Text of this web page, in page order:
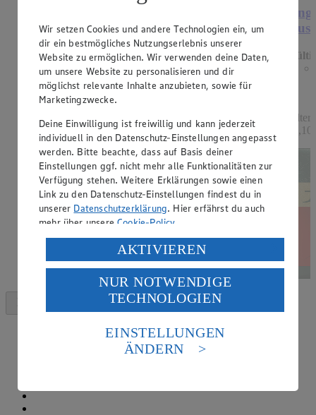
Mehlschwitze
Gültig ab 13.08.2026
1.19 -33%
Rabattierter Preis von 1.19€ (Insgesamt -33%
Rabatt)
hell oder dunkel, 250g Packung, (1kg = 4,76)
11,10)
Wir setzen Cookies und andere Technologien ein, um
dir ein bestmögliches Nutzungserlebnis unserer
Website zu ermöglichen. Wir verwenden deine Daten,
um unsere Website zu personalisieren und dir
möglichst relevante Inhalte anzubieten, sowie für
Marketingzwecke.
Deine Einwilligung ist freiwillig und kann jederzeit
individuell in den Datenschutz-Einstellungen angepasst
werden. Bitte beachte, dass auf Basis deiner
Einstellungen ggf. nicht mehr alle Funktionalitäten zur
Verfügung stehen. Weitere Erklärungen sowie einen
Link zu den Datenschutz-Einstellungen findest du in
unserer Datenschutzerklärung. Hier erfährst du auch
mehr über unsereCookie-Policy.
Verarbeitung deiner personenbezogenen Daten in den
USA durch Facebook und YouTube:
Wenn du auf „Aktivieren“ klickst, willigst du im Sinne
des Art. 49 Abs. 1 Satz 1 lit. a) DSGVO ein, dass deine
Daten in den USA verarbeitet werden. Der EuGH sieht
die USA als Land mit einem nach europäischen
Standards nicht angemessenen Datenschutzniveau an.
Es besteht das Risiko eines Zugriffs durch US-
Informationen zum Herausgeber der Seite findest du
AKTIVIEREN
NUR NOTWENDIGE
TECHNOLOGIEN
EINSTELLUNGEN
ÄNDERN